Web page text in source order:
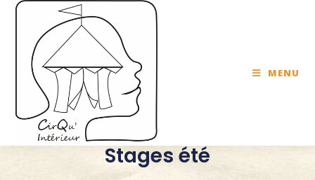
MENU
Stages été